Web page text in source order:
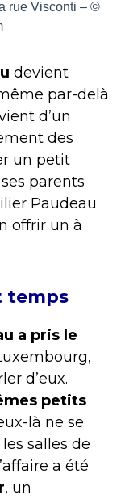
rue Visconti – ©
devient
par-delà
d’un
des
un petit
parents
Paudeau
offrir un à
temps
a pris le
d’eux.
petits
là ne se
salles de
a été
, un